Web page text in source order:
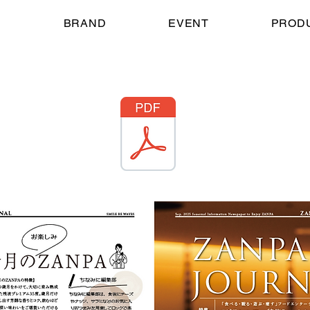
BRAND EVENT